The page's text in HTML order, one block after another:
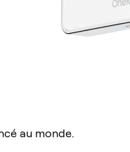
au monde.